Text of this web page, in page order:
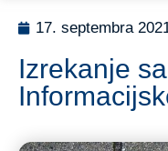
17. septembra
Izrekanje